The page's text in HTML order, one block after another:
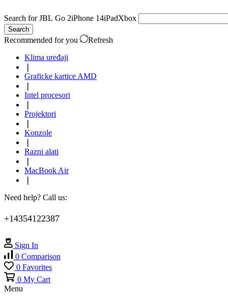
Search forJBL Go 2iPhone 14iPadXbox
Search
Recommended for you
Refresh
Klima uređaji
Graficke kartice AMD
Intel procesori
Projektori
Konzole
Razni alati
MacBook Air
Need help? Call us:
+14354122387
Sign In
0 Comparison
0 Favorites
0 My Cart
Menu